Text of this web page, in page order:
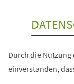
Durch die
einverstanden,